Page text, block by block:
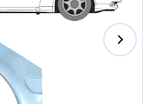
Hrvatski
Slovenian